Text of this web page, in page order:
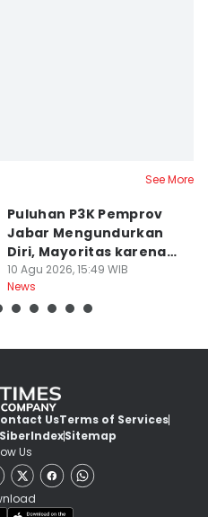
See More
Puluhan P3K Pemprov
Jabar Mengundurkan
Diri, Mayoritas karena
Ikut Pasangan
10 Agu 2026, 15:49 WIB
News
UsTerms of Services
IndexSitemap
Us